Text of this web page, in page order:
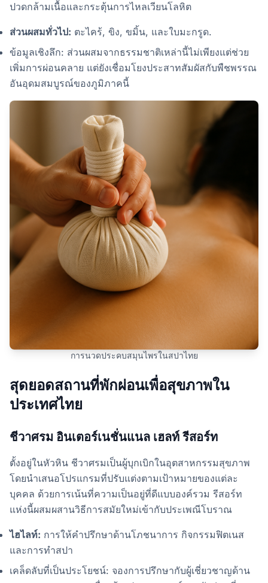
ปวดกล้ามเนื้อและกระตุ้นการไหลเวียนโลหิต
ส่วนผสมทั่วไป: ตะไคร้, ขิง, ขมิ้น, และใบมะกรูด.
ข้อมูลเชิงลึก: ส่วนผสมจากธรรมชาติเหล่านี้ไม่เพียงแต่ช่วย
เพิ่มการผ่อนคลาย แต่ยังเชื่อมโยงประสาทสัมผัสกับพืชพรรณ
อันอุดมสมบูรณ์ของภูมิภาคนี้
การนวดประคบสมุนไพรในสปาไทย
สุดยอดสถานที่พักผ่อนเพื่อสุขภาพใน
ประเทศไทย
ชีวาศรม อินเตอร์เนชั่นแนล เฮลท์ รีสอร์ท
ตั้งอยู่ในหัวหิน ชีวาศรมเป็นผู้บุกเบิกในอุตสาหกรรมสุขภาพ
โดยนำเสนอโปรแกรมที่ปรับแต่งตามเป้าหมายของแต่ละ
บุคคล ด้วยการเน้นที่ความเป็นอยู่ที่ดีแบบองค์รวม รีสอร์ท
แห่งนี้ผสมผสานวิธีการสมัยใหม่เข้ากับประเพณีโบราณ
ไฮไลท์: การให้คำปรึกษาด้านโภชนาการ กิจกรรมฟิตเนส
และการทำสปา
เคล็ดลับที่เป็นประโยชน์: จองการปรึกษากับผู้เชี่ยวชาญด้าน